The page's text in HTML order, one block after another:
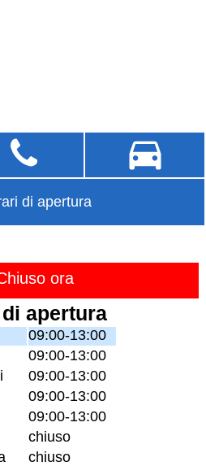
di apertura
ora
apertura
09:00-13:00
09:00-13:00
09:00-13:00
09:00-13:00
09:00-13:00
chiuso
chiuso